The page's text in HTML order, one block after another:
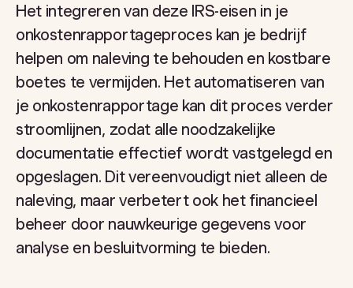
Het integreren van deze IRS-eisen in je
onkostenrapportageproces kan je bedrijf
helpen om naleving te behouden en kostbare
boetes te vermijden. Het automatiseren van
je onkostenrapportage kan dit proces verder
stroomlijnen, zodat alle noodzakelijke
documentatie effectief wordt vastgelegd en
opgeslagen. Dit vereenvoudigt niet alleen de
naleving, maar verbetert ook het financieel
beheer door nauwkeurige gegevens voor
analyse en besluitvorming te bieden.